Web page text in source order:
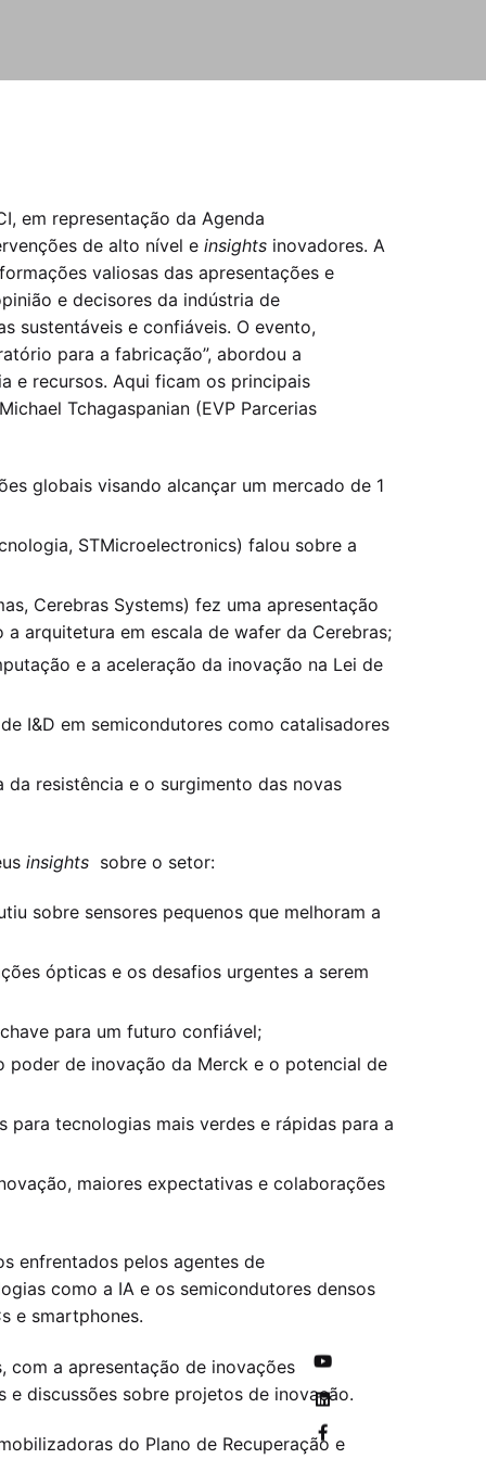
em representação da Agenda
de alto nível e insightsinovadores. A
valiosas das apresentações e
e decisores da indústria de
sustentáveis e confiáveis. O evento,
para a fabricação”, abordou a
e recursos. Aqui ficam os principais
Tchagaspanian (EVP Parcerias
globais visando alcançar um mercado de 1
STMicroelectronics) falou sobre a
Cerebras Systems) fez uma apresentação
arquitetura em escala de wafer da Cerebras;
e a aceleração da inovação na Lei de
I&D em semicondutores como catalisadores
resistência e o surgimento das novas
insights sobre o setor:
sobre sensores pequenos que melhoram a
ópticas e os desafios urgentes a serem
para um futuro confiável;
poder de inovação da Merck e o potencial de
para tecnologias mais verdes e rápidas para a
maiores expectativas e colaborações
enfrentados pelos agentes de
como a IA e os semicondutores densos
e smartphones.
a apresentação de inovações
discussões sobre projetos de inovação.
do Plano de Recuperação e